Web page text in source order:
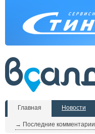
Главная
→ Последние комментарии
Новости